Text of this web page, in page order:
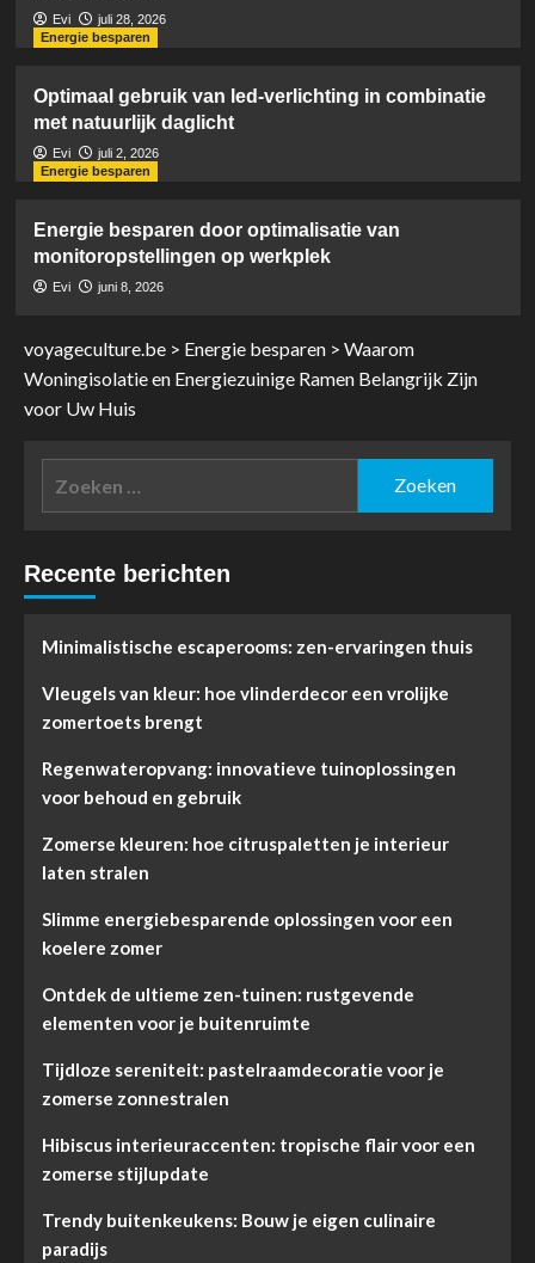
Evi
juli 28, 2026
Energie besparen
Optimaal gebruik van led-verlichting in combinatie
met natuurlijk daglicht
Evi
juli 2, 2026
Energie besparen
Energie besparen door optimalisatie van
monitoropstellingen op werkplek
Evi juni 8, 2026
voyageculture.be > Energie besparen > Waarom
Woningisolatie en Energiezuinige Ramen Belangrijk Zijn
voor Uw Huis
Recente berichten
Minimalistische escaperooms: zen-ervaringen thuis
Vleugels van kleur: hoe vlinderdecor een vrolijke
zomertoets brengt
Regenwateropvang: innovatieve tuinoplossingen
voor behoud en gebruik
Zomerse kleuren: hoe citruspaletten je interieur
laten stralen
Slimme energiebesparende oplossingen voor een
koelere zomer
Ontdek de ultieme zen-tuinen: rustgevende
elementen voor je buitenruimte
Tijdloze sereniteit: pastelraamdecoratie voor je
zomerse zonnestralen
Hibiscus interieuraccenten: tropische flair voor een
zomerse stijlupdate
Trendy buitenkeukens: Bouw je eigen culinaire
paradijs